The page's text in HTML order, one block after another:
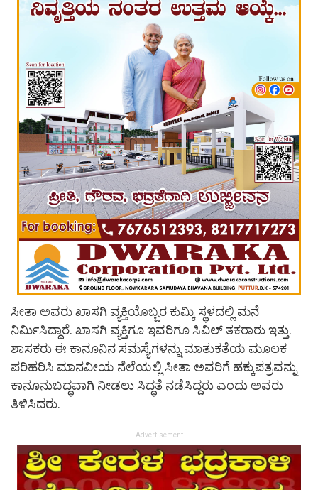
ಸೀತಾ ಅವರು ಖಾಸಗಿ ವ್ಯಕ್ತಿಯೊಬ್ಬರ ಕುಮ್ಕಿ ಸ್ಥಳದಲ್ಲಿ ಮನೆ
ನಿರ್ಮಿಸಿದ್ದಾರೆ. ಖಾಸಗಿ ವ್ಯಕ್ತಿಗೂ ಇವರಿಗೂ ಸಿವಿಲ್ ತಕರಾರು ಇತ್ತು.
ಶಾಸಕರು ಈ ಕಾನೂನಿನ ಸಮಸ್ಯೆಗಳನ್ನು ಮಾತುಕತೆಯ ಮೂಲಕ
ಪರಿಹರಿಸಿ ಮಾನವೀಯ ನೆಲೆಯಲ್ಲಿ ಸೀತಾ ಅವರಿಗೆ ಹಕ್ಕುಪತ್ರವನ್ನು
ಕಾನೂನುಬದ್ಧವಾಗಿ ನೀಡಲು ಸಿದ್ಧತೆ ನಡೆಸಿದ್ದರು ಎಂದು ಅವರು
ತಿಳಿಸಿದರು.
Advertisement